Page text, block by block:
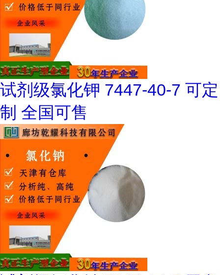
试剂级氯化钾 7447-40-7 可定
制 全国可售